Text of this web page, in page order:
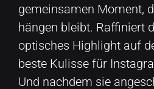
gemeinsamen Moment,
hängen bleibt. Raffiniert
optisches Highlight auf
beste Kulisse für
Und nachdem sie